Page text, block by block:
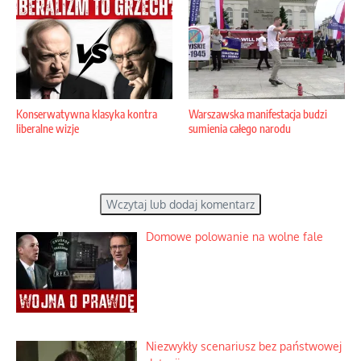
Konserwatywna klasyka kontra
liberalne wizje
Warszawska manifestacja budzi
sumienia całego narodu
Wczytaj lub dodaj komentarz
Domowe polowanie na wolne fale
Niezwykły scenariusz bez państwowej